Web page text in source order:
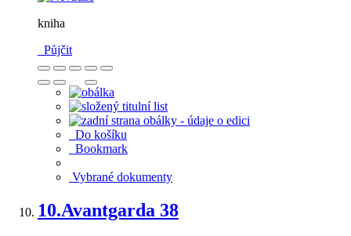
kniha
Půjčit
Do košíku
Bookmark
Vybrané dokumenty
10.Avantgarda 38